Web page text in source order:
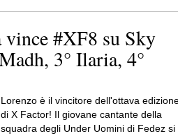
#XF8 su Sky
3° Ilaria, 4°
Lorenzo è il vincitore dell'ottava
di X Factor! Il giovane cantante della
squadra degli Under Uomini di Fedez si